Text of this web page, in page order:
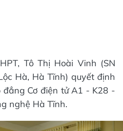
Tô Thị Hoài Vinh (SN
Hà, Hà Tĩnh) quyết định
Cơ điện tử A1 - K28 -
nghệ Hà Tĩnh.